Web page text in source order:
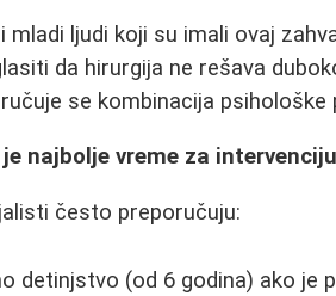
mladi ljudi koji su imali ovaj
da hirurgija ne rešava
se kombinacija
je najbolje vreme za
često preporučuju:
detinjstvo (od 6 godina) ako je